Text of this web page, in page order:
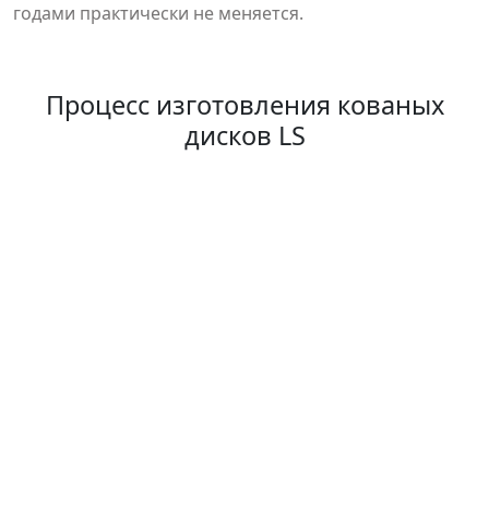
годами практически не меняется.
Процесс изготовления кованых
дисков LS